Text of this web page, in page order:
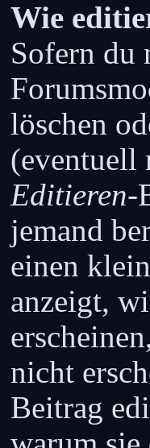
Wie
Sofern du
löschen
(eventuell
Editieren-
jemand
einen
anzeigt,
nicht
Beitrag